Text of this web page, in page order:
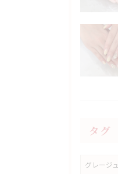
タグ
グレージュ